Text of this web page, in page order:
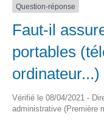
Question-réponse
Faut-il
portables
ordinateur...)
Vérifié le 08/04/2021 -
administrative (Première